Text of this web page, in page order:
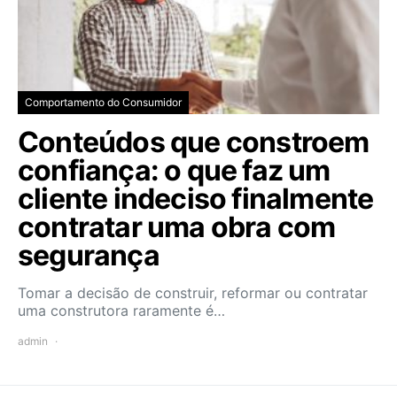
Comportamento do Consumidor
Conteúdos que constroem
confiança: o que faz um
cliente indeciso finalmente
contratar uma obra com
segurança
Tomar a decisão de construir, reformar ou contratar
uma construtora raramente é…
admin